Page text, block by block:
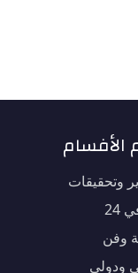
الأفسام
وتحقيقات
وفن
ودولي